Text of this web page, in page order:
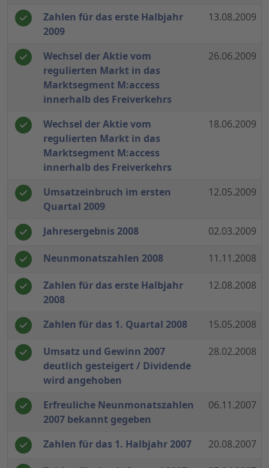
Zahlen für das erste Halbjahr
2009
13.08.2009
Wechsel der Aktie vom
regulierten Markt in das
Marktsegment M:access
innerhalb des Freiverkehrs
26.06.2009
Wechsel der Aktie vom
regulierten Markt in das
Marktsegment M:access
innerhalb des Freiverkehrs
18.06.2009
Umsatzeinbruch im ersten
Quartal 2009
12.05.2009
Jahresergebnis 2008 02.03.2009
Neunmonatszahlen 2008 11.11.2008
Zahlen für das erste Halbjahr
2008
12.08.2008
Zahlen für das 1. Quartal 2008 15.05.2008
Umsatz und Gewinn 2007
deutlich gesteigert / Dividende
wird angehoben
28.02.2008
Erfreuliche Neunmonatszahlen
2007 bekannt gegeben
06.11.2007
Zahlen für das 1. Halbjahr 2007 20.08.2007